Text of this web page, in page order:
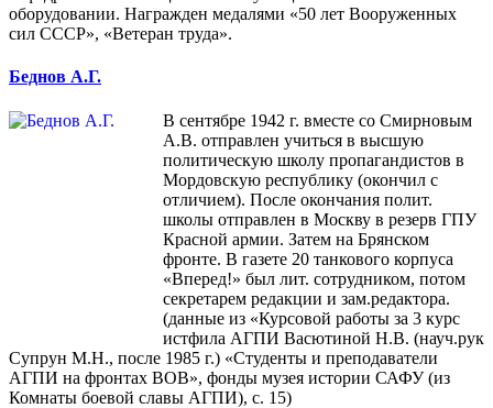
оборудовании. Награжден медалями «50 лет Вооруженных
сил СССР», «Ветеран труда».
Беднов А.Г.
В сентябре 1942 г. вместе со Смирновым
А.В. отправлен учиться в высшую
политическую школу пропагандистов в
Мордовскую республику (окончил с
отличием). После окончания полит.
школы отправлен в Москву в резерв ГПУ
Красной армии. Затем на Брянском
фронте. В газете 20 танкового корпуса
«Вперед!» был лит. сотрудником, потом
секретарем редакции и зам.редактора.
(данные из «Курсовой работы за 3 курс
истфила АГПИ Васютиной Н.В. (науч.рук
Супрун М.Н., после 1985 г.) «Студенты и преподаватели
АГПИ на фронтах ВОВ», фонды музея истории САФУ (из
Комнаты боевой славы АГПИ), с. 15)